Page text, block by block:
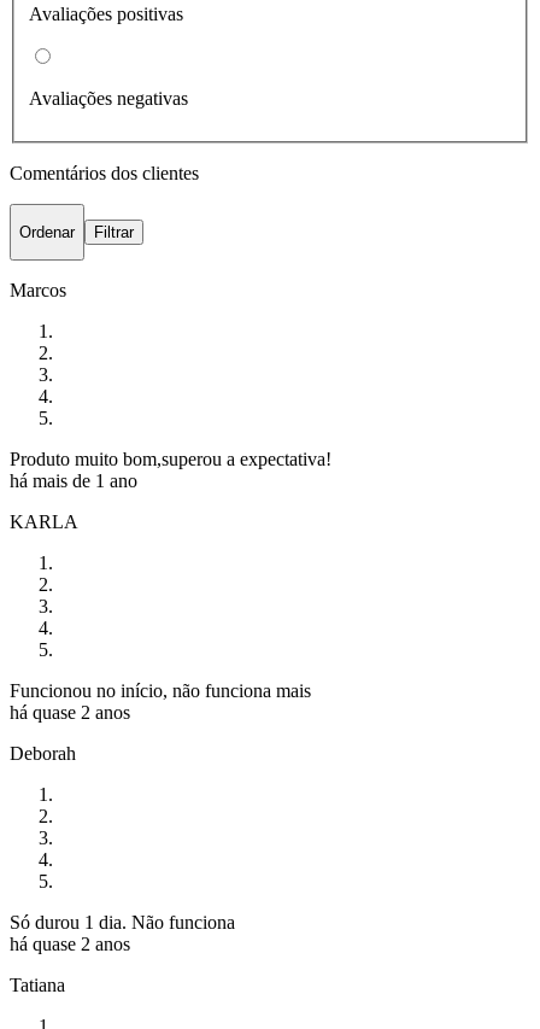
Avaliações positivas
Avaliações negativas
Comentários dos clientes
Ordenar Filtrar
Marcos
Produto muito bom,superou a expectativa!
há mais de 1 ano
KARLA
Funcionou no início, não funciona mais
há quase 2 anos
Deborah
Só durou 1 dia. Não funciona
há quase 2 anos
Tatiana